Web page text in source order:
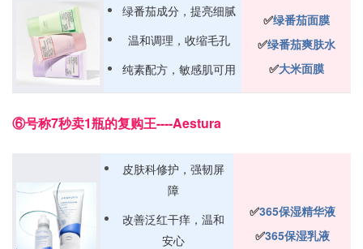
绿番茄成分，提亮细腻
温和调理，收缩毛孔
纯素配方，敏感肌可用
✅️绿番茄面膜
✅️绿番茄爽肤水
✅️大米面膜
⑥号称7秒卖1瓶的复购王----Aestura
皮肤科修护，强韧屏
障
改善泛红干痒，温和
安心
✅️365保湿精华液
✅️365保湿乳液